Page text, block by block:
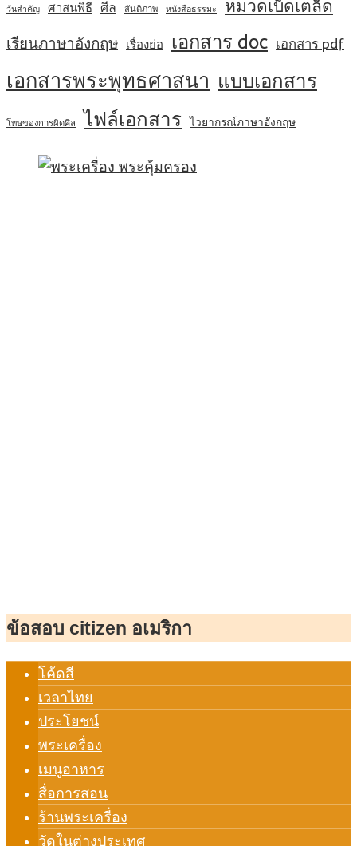
วันสำคัญ ศาสนพิธี ศีล สันติภาพ หนังสือธรรมะ หมวดเบ็ดเตล็ด
เรียนภาษาอังกฤษ เรื่องย่อ เอกสาร doc เอกสาร pdf
เอกสารพระพุทธศาสนา แบบเอกสาร
โทษของการผิดศีล ไฟล์เอกสาร ไวยากรณ์ภาษาอังกฤษ
ข้อสอบ citizen อเมริกา
โค้ดสี
เวลาไทย
ประโยชน์
พระเครื่อง
เมนูอาหาร
สื่อการสอน
ร้านพระเครื่อง
วัดในต่างประเทศ